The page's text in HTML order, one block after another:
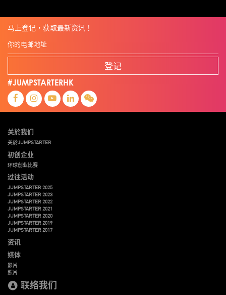
马上登记，获取最新资讯！
登记
#JUMPSTARTERHK
关於我们
关於JUMPSTARTER
初创企业
环球创业比赛
过往活动
JUMPSTARTER 2025
JUMPSTARTER 2023
JUMPSTARTER 2022
JUMPSTARTER 2021
JUMPSTARTER 2020
JUMPSTARTER 2019
JUMPSTARTER 2017
资讯
媒体
影片
照片
联络我们